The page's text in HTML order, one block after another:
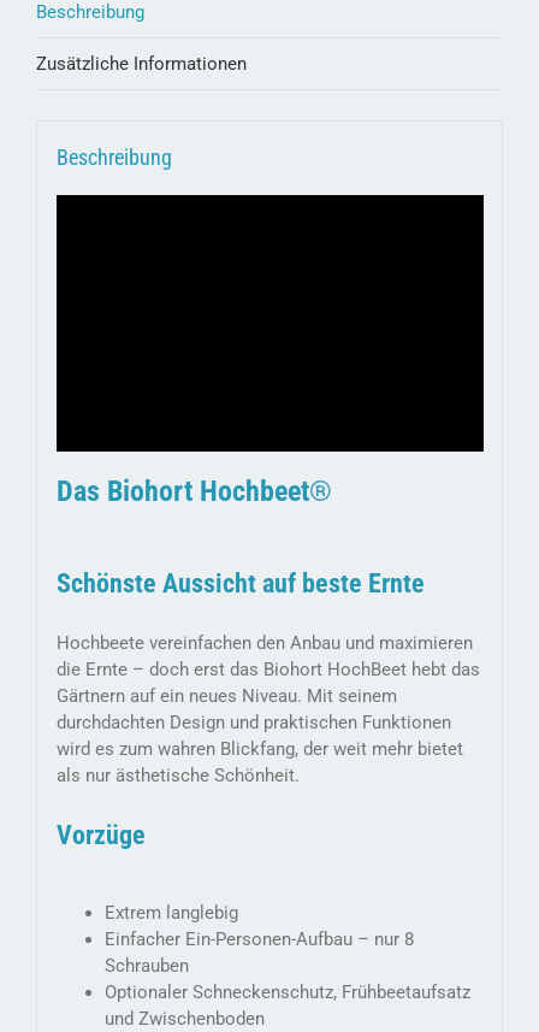
Beschreibung
Zusätzliche Informationen
Beschreibung
Das Biohort Hochbeet®
Schönste Aussicht auf beste Ernte
Hochbeete vereinfachen den Anbau und maximieren
die Ernte – doch erst das Biohort HochBeet hebt das
Gärtnern auf ein neues Niveau. Mit seinem
durchdachten Design und praktischen Funktionen
wird es zum wahren Blickfang, der weit mehr bietet
als nur ästhetische Schönheit.
Vorzüge
Extrem langlebig
Einfacher Ein-Personen-Aufbau – nur 8
Schrauben
Optionaler Schneckenschutz, Frühbeetaufsatz
und Zwischenboden